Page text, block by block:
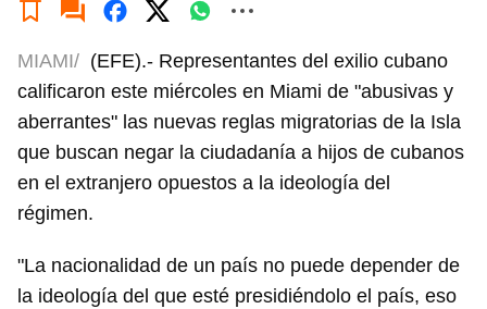
MIAMI/ (EFE).- Representantes del exilio cubano
calificaron este miércoles en Miami de "abusivas y
aberrantes" las nuevas reglas migratorias de la Isla
que buscan negar la ciudadanía a hijos de cubanos
en el extranjero opuestos a la ideología del
régimen.
"La nacionalidad de un país no puede depender de
la ideología del que esté presidiéndolo el país, eso